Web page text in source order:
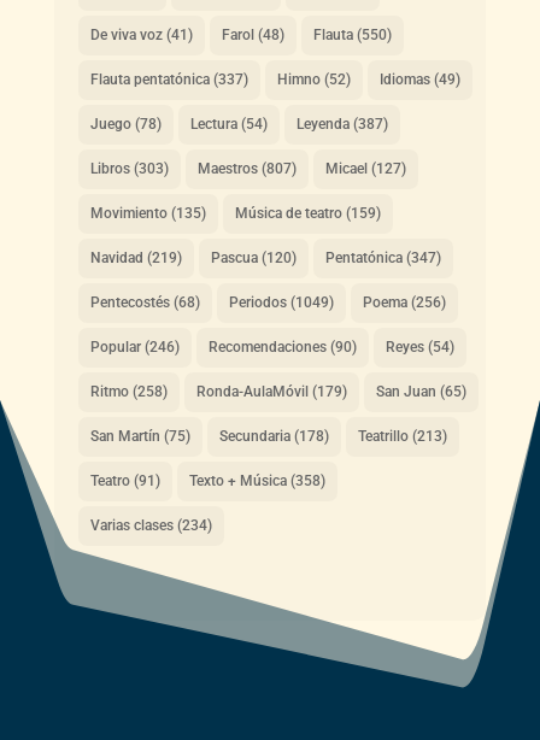
De viva voz(41) Farol(48) Flauta(550)
Flauta pentatónica(337) Himno(52) Idiomas(49)
Juego(78) Lectura(54) Leyenda(387)
Libros(303) Maestros(807) Micael(127)
Movimiento(135) Música de teatro(159)
Navidad (219) Pascua(120) Pentatónica(347)
Pentecostés(68) Periodos(1049) Poema(256)
Popular(246) Recomendaciones(90) Reyes(54)
Ritmo(258) Ronda-AulaMóvil(179) San Juan (65)
San Martín (75) Secundaria(178) Teatrillo(213)
Teatro(91) Texto + Música(358)
Varias clases(234)